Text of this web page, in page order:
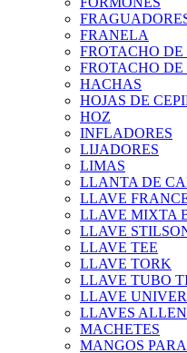
FRANELA
FROTACHO
FROTACHO DE
HACHAS
HOJAS DE
HOZ
INFLADORES
LIJADORES
LIMAS
LLANTA DE
LLAVE
LLAVE MIXTA
LLAVE
LLAVE TEE
LLAVE TORK
LLAVE TUBO
LLAVE
LLAVES ALLEN
MACHETES
MANGOS